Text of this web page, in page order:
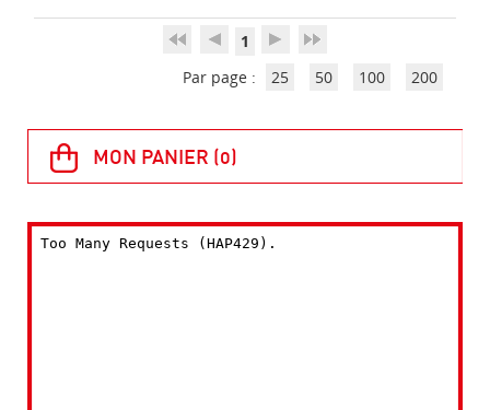
1
Par page :
25 50 100 200